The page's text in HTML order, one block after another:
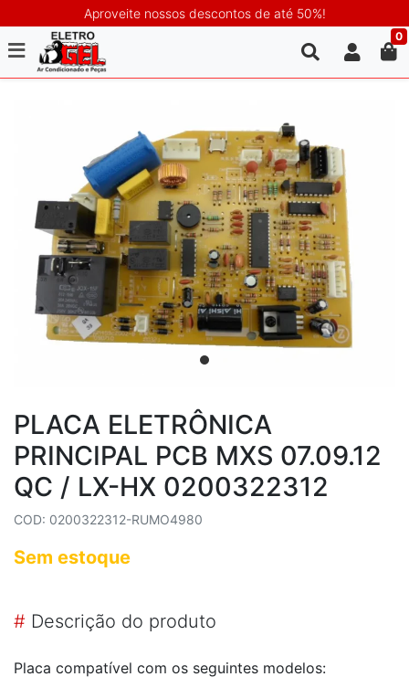
Aproveite nossos descontos de até 50%!
0
PLACA ELETRÔNICA
PRINCIPAL PCB MXS 07.09.12
QC / LX-HX 0200322312
COD: 0200322312-RUMO4980
Sem estoque
# Descrição do produto
Placa compatível com os seguintes modelos: